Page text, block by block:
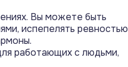
Вы можете быть
испепелять ревностью
работающих с людьми,